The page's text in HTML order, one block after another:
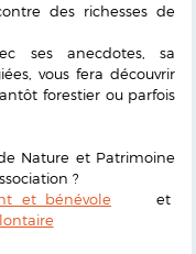
des richesses de
ses anecdotes, sa
vous fera découvrir
forestier ou parfois
Nature et Patrimoine
?
et bénévole et